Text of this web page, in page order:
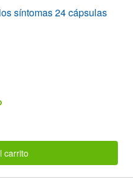
síntomas 24 cápsulas
carrito